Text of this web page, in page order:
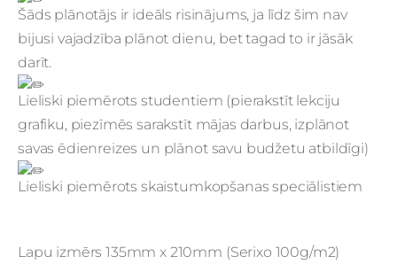
Šāds plānotājs ir ideāls risinājums, ja līdz šim nav
bijusi vajadzība plānot dienu, bet tagad to ir jāsāk
darīt.
Lieliski piemērots studentiem (pierakstīt lekciju
grafiku, piezīmēs sarakstīt mājas darbus, izplānot
savas ēdienreizes un plānot savu budžetu atbildīgi)
Lieliski piemērots skaistumkopšanas speciālistiem
Lapu izmērs 135mm x 210mm (Serixo 100g/m2)